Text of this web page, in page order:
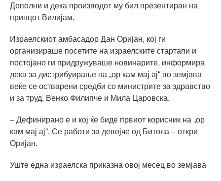
Дополни и дека производот му бил презентиран на
принцот Вилијам.
Израелскиот амбасадор Дан Оријан, кој ги
организираше посетите на израелските стартапи и
постојано ги придружуваше новинарите, информира
дека за дистрибуирање на „ор кам мај ај“ во земјава
веќе се остварени средби со министрите за здравство
и за труд, Венко Филипче и Мила Царовска.
– Дефинирано е и кој ќе биде првиот корисник на „ор
кам мај ај“. Се работи за девојче од Битола – откри
Оријан.
Уште една израелска приказна овој месец во земјава